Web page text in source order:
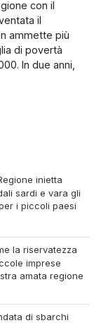
con il
il
ammette più
di povertà
In due anni,
inietta
sardi e vara gli
i piccoli paesi
la riservatezza
imprese
amata regione
di sbarchi